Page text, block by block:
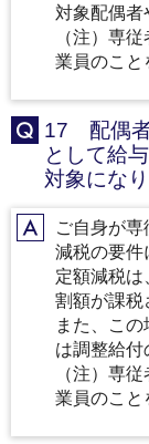
対象配偶者
（注）専
業員のこと
Q
17 配偶者
として給
対象にな
Aご自身が
減税の要件
定額減税
割額が課税
また、こ
は調整給付
（注）専
業員のこと